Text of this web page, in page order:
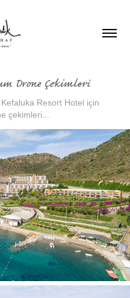
Drone Çekimleri
Resort Hotel için
çekimleri...